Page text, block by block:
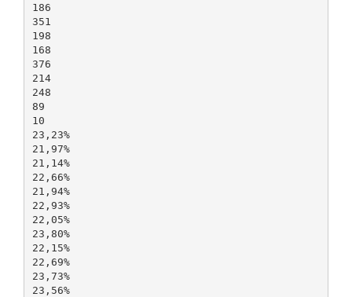
186
351
198
168
376
214
248
89
10
23,23%
21,97%
21,14%
22,66%
21,94%
22,93%
22,05%
23,80%
22,15%
22,69%
23,73%
23,56%